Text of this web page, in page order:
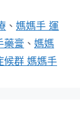
、媽媽手 運
藥膏 、 媽媽
候群 媽媽手